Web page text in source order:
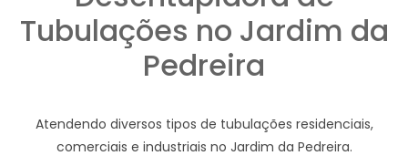
Tubulações no Jardim da
Pedreira
Atendendo diversos tipos de tubulações residenciais,
comerciais e industriais no Jardim da Pedreira.